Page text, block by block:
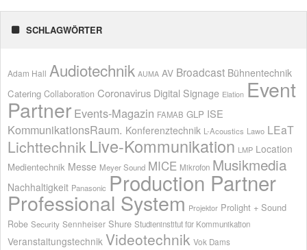
SCHLAGWÖRTER
Adam Hall Audiotechnik AUMA AV Broadcast Bühnentechnik
Catering Collaboration Coronavirus Digital Signage Elation Event
Partner Events-Magazin FAMAB GLP ISE
KommunikationsRaum. Konferenztechnik L-Acoustics Lawo LEaT
Lichttechnik Live-Kommunikation LMP Location
Medientechnik Messe Meyer Sound MICE Mikrofon Musikmedia
Nachhaltigkeit Panasonic Production Partner
Professional System Projektor Prolight + Sound
Robe Security Sennheiser Shure Studieninstitut für Kommunikation
Veranstaltungstechnik Videotechnik Vok Dams